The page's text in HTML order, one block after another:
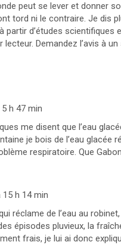
peut se lever et donner
tord ni le contraire. Je dis
d’études scientifiques
lecteur. Demandez l’avis à
h 47 min
me disent que l’eau
je bois de l’eau glacée
respiratoire. Que
15 h 14 min
réclame de l’eau au
épisodes pluvieux, la
frais, je lui ai donc